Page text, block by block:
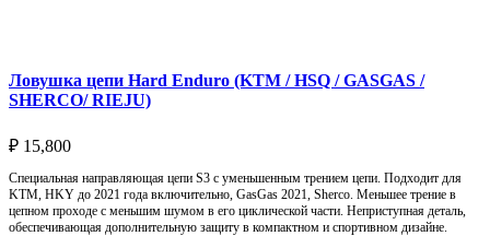
Ловушка цепи Hard Enduro (KTM / HSQ / GASGAS /
SHERCO/ RIEJU)
₽ 15,800
Специальная направляющая цепи S3 с уменьшенным трением цепи. Подходит для
KTM, HKY до 2021 года включительно, GasGas 2021, Sherco. Меньшее трение в
цепном проходе с меньшим шумом в его циклической части. Неприступная деталь,
обеспечивающая дополнительную защиту в компактном и спортивном дизайне.